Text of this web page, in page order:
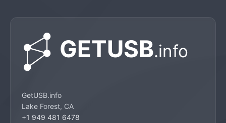
GetUSB.info
Lake Forest, CA
+1 949 481 6478